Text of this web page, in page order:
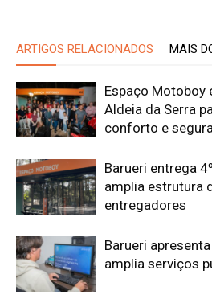
ARTIGOS RELACIONADOS MAIS
Espaço Motoboy
Aldeia da Serra
conforto e
Barueri entrega
amplia estrutura
entregadores
Barueri
amplia serviços